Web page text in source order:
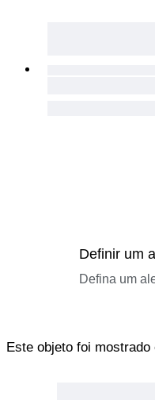
Definir um
Defina um
Este objeto foi mostrado